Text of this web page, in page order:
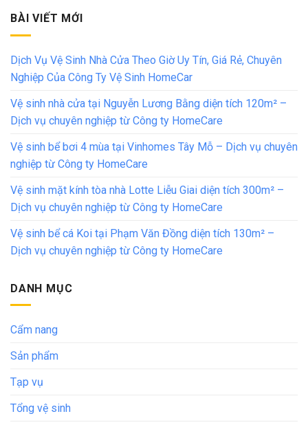
BÀI VIẾT MỚI
Dịch Vụ Vệ Sinh Nhà Cửa Theo Giờ Uy Tín, Giá Rẻ, Chuyên
Nghiệp Của Công Ty Vệ Sinh HomeCar
Vệ sinh nhà cửa tại Nguyễn Lương Bằng diện tích 120m² –
Dịch vụ chuyên nghiệp từ Công ty HomeCare
Vệ sinh bể bơi 4 mùa tại Vinhomes Tây Mỗ – Dịch vụ chuyên
nghiệp từ Công ty HomeCare
Vệ sinh mặt kính tòa nhà Lotte Liễu Giai diện tích 300m² –
Dịch vụ chuyên nghiệp từ Công ty HomeCare
Vệ sinh bể cá Koi tại Phạm Văn Đồng diện tích 130m² –
Dịch vụ chuyên nghiệp từ Công ty HomeCare
DANH MỤC
Cẩm nang
Sản phẩm
Tạp vụ
Tổng vệ sinh